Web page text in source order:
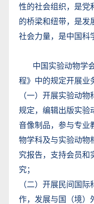
性的社会组织，是党
的桥梁和纽带，是发
社会力量，是中国科
中国实验动物学会
程》中的规定开展业
（一）开展实验动
规定，编辑出版实验
音像制品，参与专业
物学科及与实验动物
究报告，支持会员和
究；
（二）开展民间国
作，发展与国（境）